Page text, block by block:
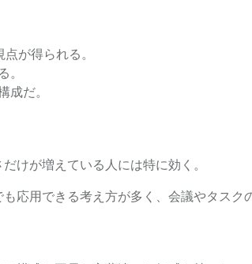
が得られる。
だ。
けが増えている人には特に効く。
応用できる考え方が多く、会議やタスク